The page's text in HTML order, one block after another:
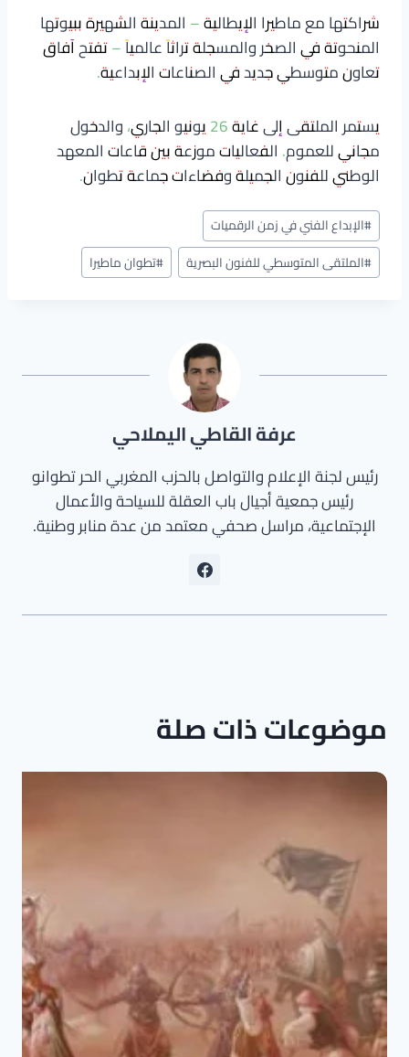
شراكتها مع ماطيرا الإيطالية – المدينة الشهيرة ببيوتها
المنحوتة في الصخر والمسجلة تراثاً عالمياً – تفتح آفاق
تعاون متوسطي جديد في الصناعات الإبداعية.
يستمر الملتقى إلى غاية 26 يونيو الجاري، والدخول
مجاني للعموم. الفعاليات موزعة بين قاعات المعهد
الوطني للفنون الجميلة وفضاءات جماعة تطوان.
وسوم
المقال:
#الإبداع الفني في زمن الرقميات
#الملتقى المتوسطي للفنون البصرية #تطوان ماطيرا
عرفة القاطي اليملاحي
رئيس لجنة الإعلام والتواصل بالحزب المغربي الحر تطوانو
رئيس جمعية أجيال باب العقلة للسياحة والأعمال
الإجتماعية، مراسل صحفي معتمد من عدة منابر وطنية.
موضوعات ذات صلة